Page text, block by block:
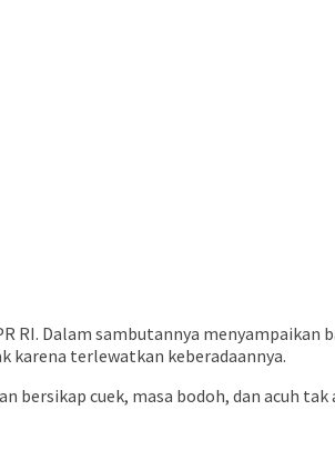
RI. Dalam sambutannya
karena terlewatkan keberadaannya.
bersikap cuek, masa bodoh, dan acuh